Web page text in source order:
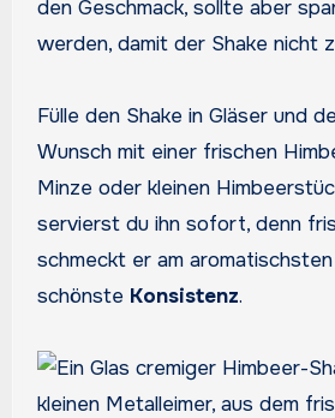
den Geschmack, sollte aber
werden, damit der Shake nicht
Fülle den Shake in Gläser und
Wunsch mit einer frischen
Minze oder kleinen
servierst du ihn sofort, denn
schmeckt er am
schönste Konsistenz.